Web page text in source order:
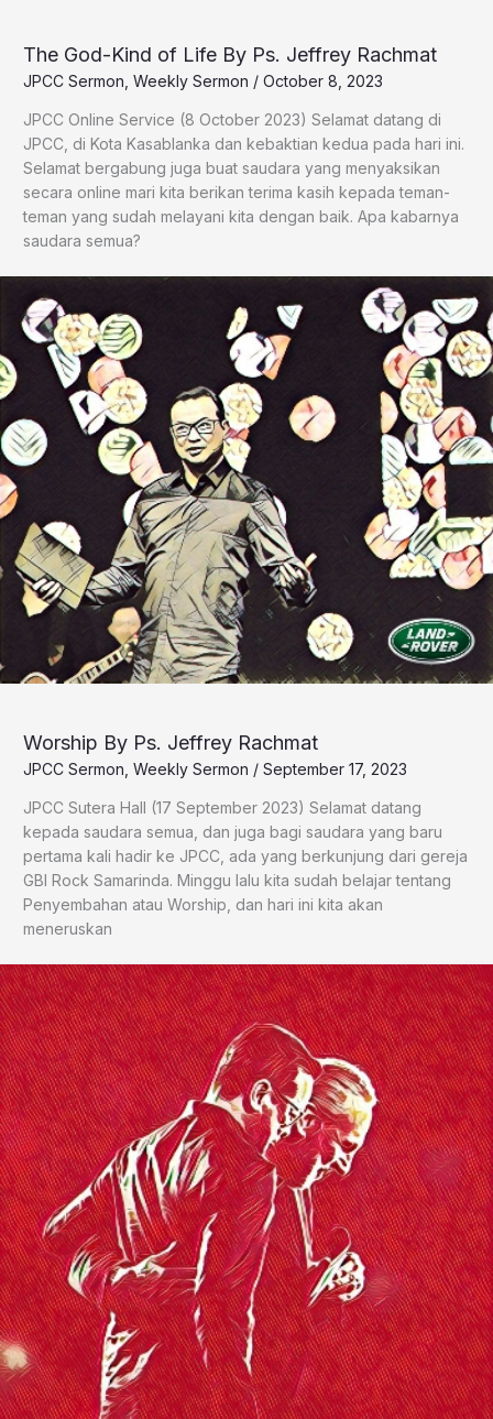
The God-Kind of Life By Ps. Jeffrey Rachmat
JPCC Sermon, Weekly Sermon / October 8, 2023
JPCC Online Service (8 October 2023) Selamat datang di
JPCC, di Kota Kasablanka dan kebaktian kedua pada hari ini.
Selamat bergabung juga buat saudara yang menyaksikan
secara online mari kita berikan terima kasih kepada teman-
teman yang sudah melayani kita dengan baik. Apa kabarnya
saudara semua?
Worship By Ps. Jeffrey Rachmat
JPCC Sermon Weekly Sermon / September 17, 2023
JPCC Sutera Hall (17 September 2023) Selamat datang
kepada saudara semua, dan juga bagi saudara yang baru
pertama kali hadir ke JPCC, ada yang berkunjung dari gereja
GBI Rock Samarinda. Minggu lalu kita sudah belajar tentang
Penyembahan atau Worship, dan hari ini kita akan
meneruskan